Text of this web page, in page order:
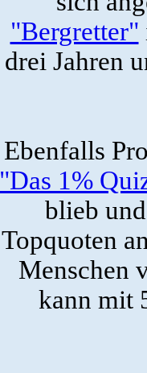
"Bergretter"
drei Jahren
Ebenfalls
"Das 1%
blieb
Topquoten
Menschen
kann mit